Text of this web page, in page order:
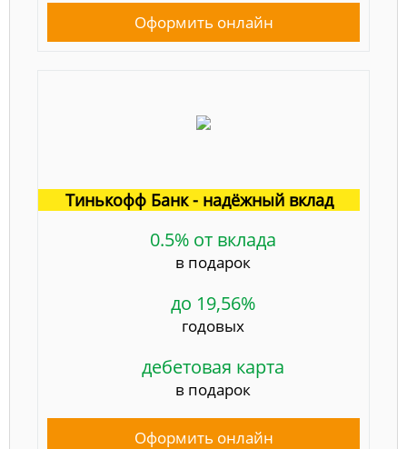
Оформить онлайн
Тинькофф Банк - надёжный вклад
0.5% от вклада
в подарок
до 19,56%
годовых
дебетовая карта
в подарок
Оформить онлайн